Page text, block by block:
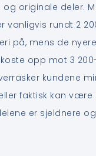
originale deler.
vanligvis rundt 2
på, mens de
opp mot 3
kundene
faktisk kan være
er sjeldnere